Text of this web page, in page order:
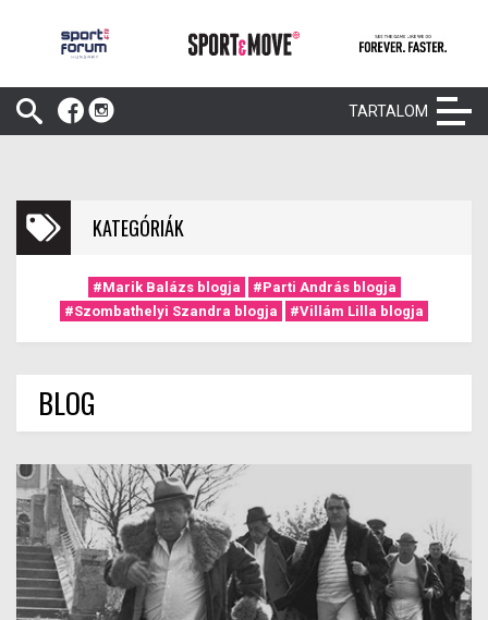
TARTALOM
KATEGÓRIÁK
#Marik Balázs blogja
#Parti András blogja
#Szombathelyi Szandra blogja
#Villám Lilla blogja
BLOG